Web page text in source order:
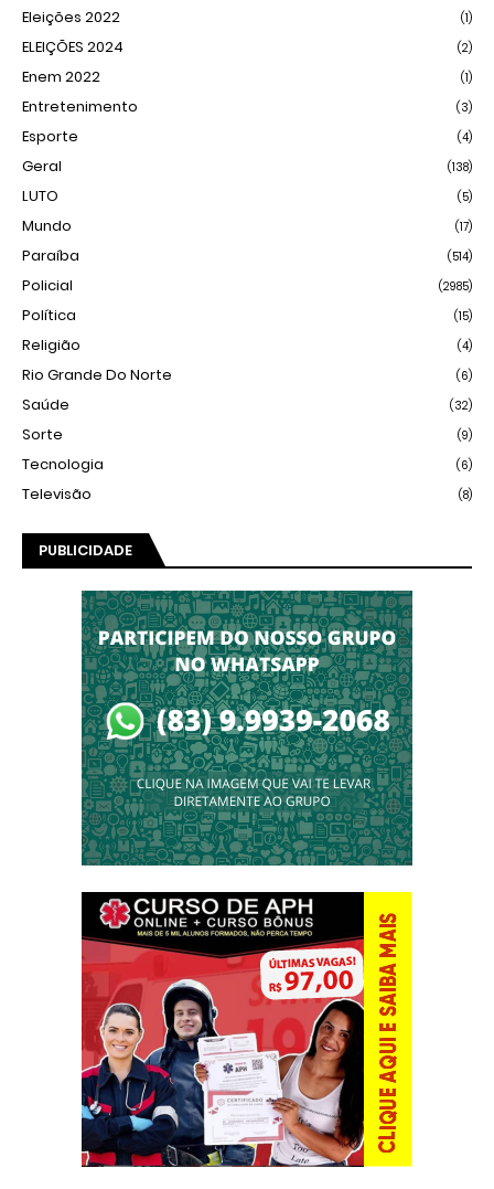
Eleições 2022 (1)
ELEIÇÕES 2024 (2)
Enem 2022 (1)
Entretenimento (3)
Esporte (4)
Geral (138)
LUTO (5)
Mundo (17)
Paraíba (514)
Policial (2985)
Política (15)
Religião (4)
Rio Grande Do Norte (6)
Saúde (32)
Sorte (9)
Tecnologia (6)
Televisão (8)
PUBLICIDADE